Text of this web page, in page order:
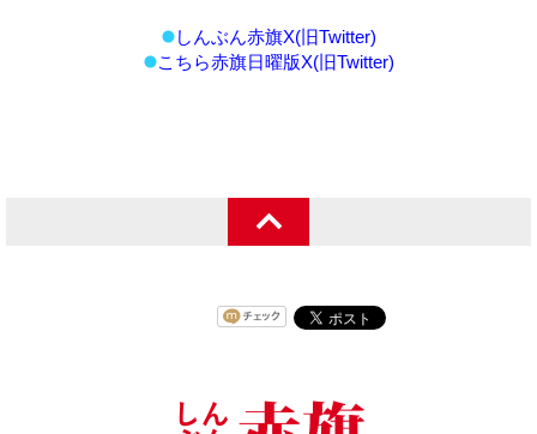
しんぶん赤旗X(旧Twitter)
こちら赤旗日曜版X(旧Twitter)